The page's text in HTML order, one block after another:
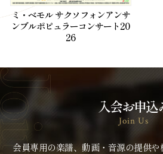
ミ・ベモル サクソフォンアンサ
ンブルポピュラーコンサート20
26
入会お申込
Join Us
会員専用の楽譜、動画・音源の提供